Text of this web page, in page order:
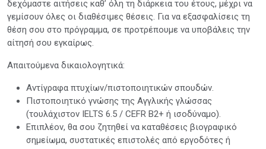
δεχόμαστε αιτήσεις καθ’ όλη τη διάρκεια του έτους, μέχρι να
γεμίσουν όλες οι διαθέσιμες θέσεις. Για να εξασφαλίσεις τη
θέση σου στο πρόγραμμα, σε προτρέπουμε να υποβάλεις την
αίτησή σου εγκαίρως.
Απαιτούμενα δικαιολογητικά:
Αντίγραφα πτυχίων/πιστοποιητικών σπουδών.
Πιστοποιητικό γνώσης της Αγγλικής γλώσσας
(τουλάχιστον IELTS 6.5 / CEFR B2+ ή ισοδύναμο).
Επιπλέον, θα σου ζητηθεί να καταθέσεις βιογραφικό
σημείωμα, συστατικές επιστολές από εργοδότες ή